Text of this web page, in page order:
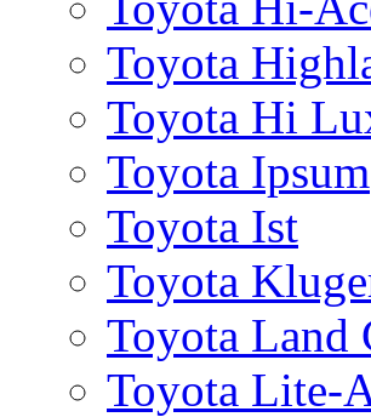
Toyota
Toyota Hi
Toyota Ipsum
Toyota Ist
Toyota
Toyota Land
Toyota Lite-